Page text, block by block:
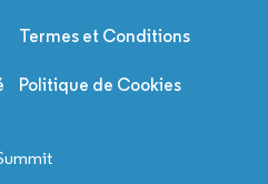
Termes et Conditions
Politique de Cookies